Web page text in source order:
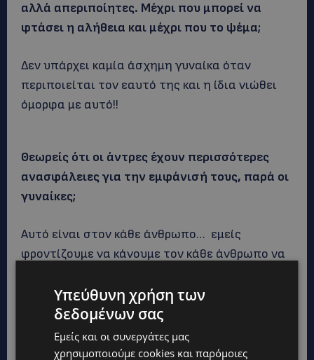
αλλά απεριποίητες. Μέχρι που μπορεί να
φτάσει η αλήθεια και μέχρι που το ψέμα;
Δεν υπάρχει καμία άσχημη γυναίκα όταν
περιποιείται τον εαυτό της και η ίδια νιώθει
όμορφα με αυτό!!
Θεωρείς ότι οι άντρες έχουν περισσότερες
ανασφάλειες για την εμφάνισή τους, παρά οι
γυναίκες;
Αυτό είναι στον κάθε άνθρωπο… εμείς
φροντίζουμε να κάνουμε τον κάθε άνθρωπο να
Πώς καθορίζεις την έννοια της ομορφιάς;
Ο προσδιορισμός της ομορφιάς δεν είναι
Υπεύθυνη χρήση των
δεδομένων σας
Εμείς και οι συνεργάτες μας
χρησιμοποιούμε cookies και παρόμοιες